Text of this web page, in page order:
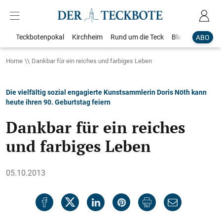
ABO
Teckbotenpokal Kirchheim Rund um die Teck Blaulicht
Home Dankbar für ein reiches und farbiges Leben
Die vielfältig sozial engagierte Kunstsammlerin Doris Nöth kann
heute ihren 90. Geburtstag feiern
Dankbar für ein reiches
und farbiges Leben
05.10.2013